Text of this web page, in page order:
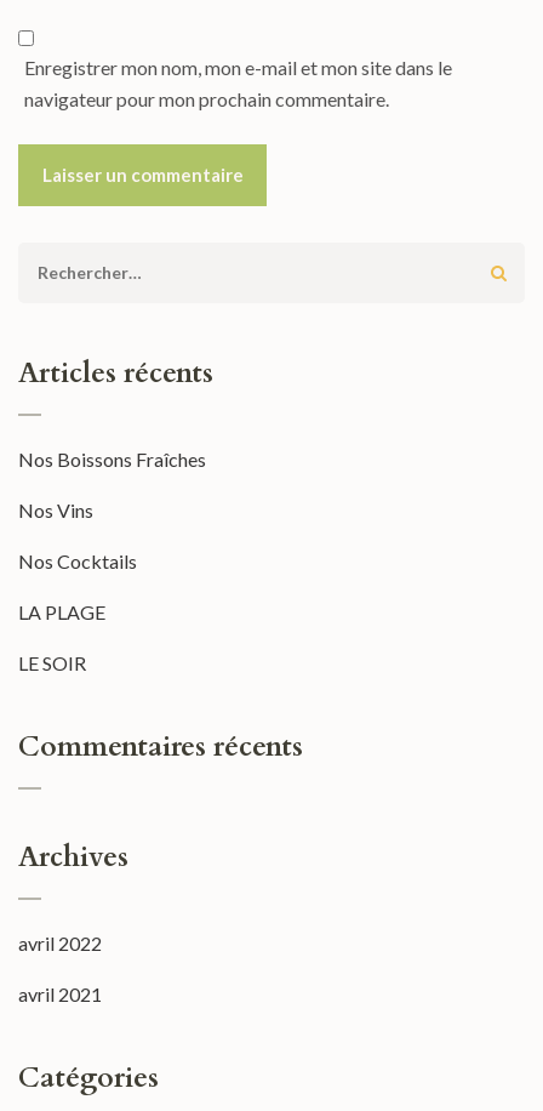
Enregistrer mon nom, mon e-mail et mon site dans le
navigateur pour mon prochain commentaire.
Rechercher :
Articles récents
Nos Boissons Fraîches
Nos Vins
Nos Cocktails
LA PLAGE
LE SOIR
Commentaires récents
Archives
avril 2022
avril 2021
Catégories